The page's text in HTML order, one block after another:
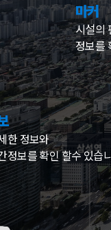
한 정보와
정보를 확인 할수 있습
마커
시설의
정보를